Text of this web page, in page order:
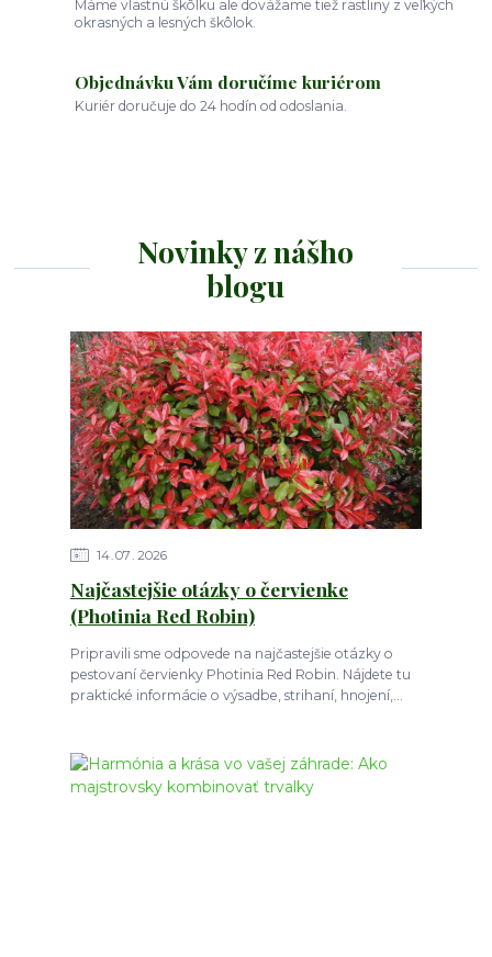
Máme vlastnú škôlku ale dovážame tiež rastliny z veľkých
okrasných a lesných škôlok.
Objednávku Vám doručíme kuriérom
Kuriér doručuje do 24 hodín od odoslania.
Novinky z nášho
blogu
14 07 2026
Najčastejšie otázky o červienke
(Photinia Red Robin)
Pripravili sme odpovede na najčastejšie otázky o
pestovaní červienky Photinia Red Robin. Nájdete tu
praktické informácie o výsadbe, strihaní, hnojení,...